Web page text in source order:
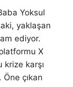
Yoksul
yaklaşan
ediyor.
X
krize karşı
Öne çıkan